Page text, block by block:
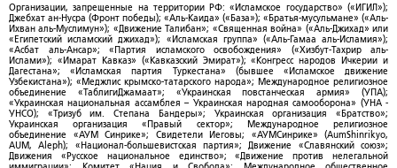
Организации, запрещенные на территории РФ: «Исламское государство» («ИГИЛ»);
Джебхат ан-Нусра (Фронт победы); «Аль-Каида» («База»); «Братья-мусульмане» («Аль-
Ихван аль-Муслимун»); «Движение Талибан»; «Священная война» («Аль-Джихад» или
«Египетский исламский джихад»); «Исламская группа» («Аль-Гамаа аль-Исламия»);
«Асбат аль-Ансар»; «Партия исламского освобождения» («Хизбут-Тахрир аль-
Ислами»); «Имарат Кавказ» («Кавказский Эмират»); «Конгресс народов Ичкерии и
Дагестана»; «Исламская партия Туркестана» (бывшее «Исламское движение
Узбекистана»); «Меджлис крымско-татарского народа»; Международное религиозное
объединение «ТаблигиДжамаат»; «Украинская повстанческая армия» (УПА);
«Украинская национальная ассамблея – Украинская народная самооборона» (УНА -
УНСО); «Тризуб им. Степана Бандеры»; Украинская организация «Братство»;
Украинская организация «Правый сектор»; Международное религиозное
объединение «АУМ Синрике»; Свидетели Иеговы; «АУМСинрике» (AumShinrikyo,
AUM, Aleph); «Национал-большевистская партия»; Движение «Славянский союз»;
Движения «Русское национальное единство»; «Движение против нелегальной